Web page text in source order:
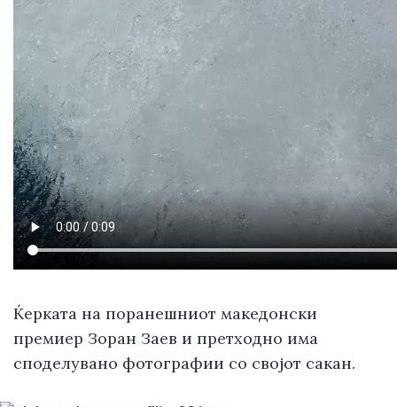
Ќерката на поранешниот македонски
премиер Зоран Заев и претходно има
споделувано фотографии со својот сакан.